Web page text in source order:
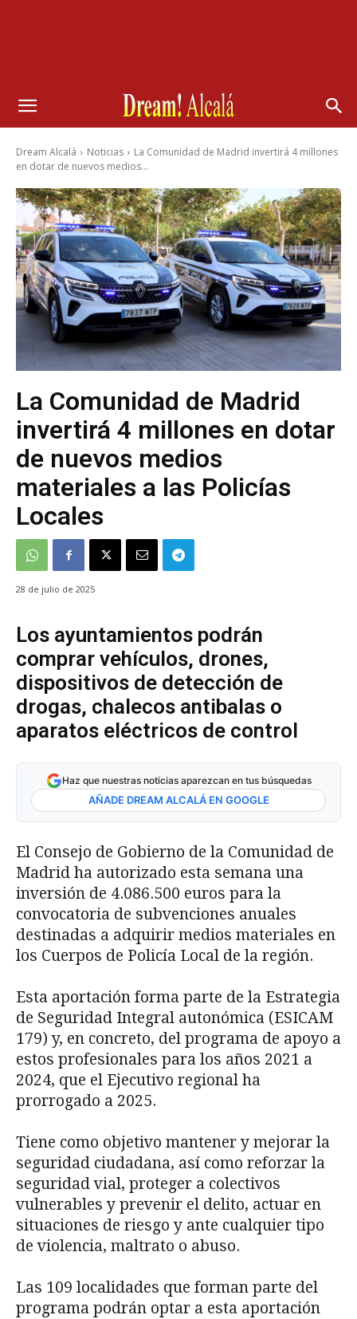
Dream Alcalá Noticias
La Comunidad de Madrid invertirá 4 millones
en dotar de nuevos medios...
La Comunidad de Madrid
invertirá 4 millones en dotar
de nuevos medios
materiales a las Policías
Locales
28 de julio de 2025
Los ayuntamientos podrán
comprar vehículos, drones,
dispositivos de detección de
drogas, chalecos antibalas o
aparatos eléctricos de control
Haz que nuestras noticias aparezcan en tus búsquedas
AÑADE DREAM ALCALÁ EN GOOGLE
El Consejo de Gobierno de la Comunidad de
Madrid ha autorizado esta semana una
inversión de 4.086.500 euros para la
convocatoria de subvenciones anuales
destinadas a adquirir medios materiales en
los Cuerpos de Policía Local de la región.
Esta aportación forma parte de la Estrategia
de Seguridad Integral autonómica (ESICAM
179) y, en concreto, del programa de apoyo a
estos profesionales para los años 2021 a
2024, que el Ejecutivo regional ha
prorrogado a 2025.
Tiene como objetivo mantener y mejorar la
seguridad ciudadana, así como reforzar la
seguridad vial, proteger a colectivos
vulnerables y prevenir el delito, actuar en
situaciones de riesgo y ante cualquier tipo
de violencia, maltrato o abuso.
Las 109 localidades que forman parte del
programa podrán optar a esta aportación